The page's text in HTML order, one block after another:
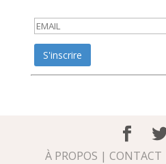
À PROPOS | CONTACT